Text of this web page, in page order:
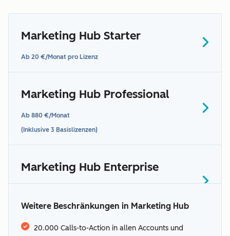
1 bis 1.000: In Ihrem Abonnement
enthalten
Marketing Hub Starter
Ab 20 €/Monat pro Lizenz
Marketing Hub Professional
Ab 880 €/Monat
(Inklusive 3 Basislizenzen)
Marketing Hub Enterprise
(Inklusive 5 Basislizenzen)
HubSpot unterstützten
hier
zusätzliche BedingungenAbschnitt
Weitere Beschränkungen in Marketing Hub
20.000 Calls-to-Action in allen Accounts und